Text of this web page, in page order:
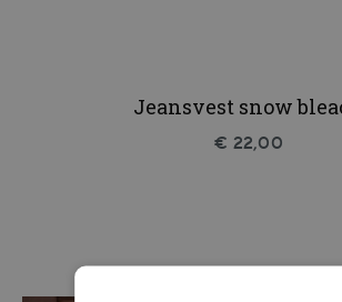
Jeansvest snow
€ 22,00